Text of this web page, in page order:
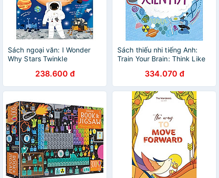
Sách ngoại văn: I Wonder
Why Stars Twinkle
238.600 đ
Sách thiếu nhi tiếng Anh:
Train Your Brain: Think Like
334.070 đ